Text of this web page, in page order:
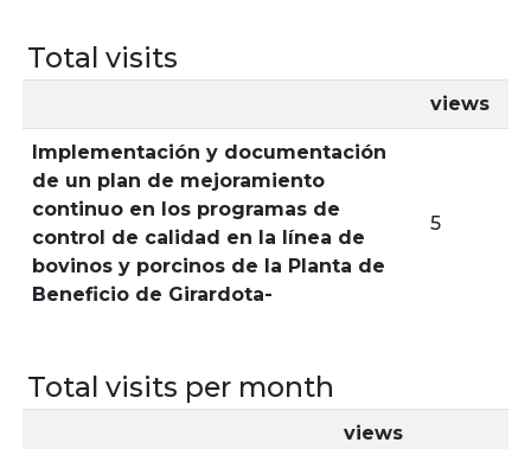
Total visits
views
Implementación y documentación
de un plan de mejoramiento
continuo en los programas de
control de calidad en la línea de
bovinos y porcinos de la Planta de
Beneficio de Girardota-
5
Total visits per month
views